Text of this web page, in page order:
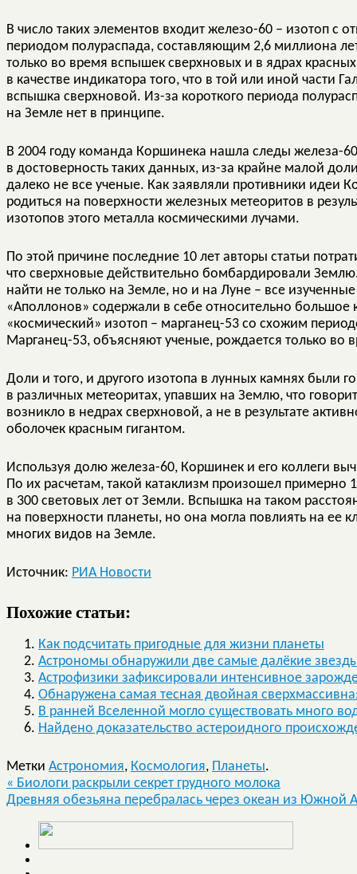
В число таких элементов входит железо-60 – изотоп с
периодом полураспада, составляющим 2,6 миллиона
только во время вспышек сверхновых и в ядрах красных
в качестве индикатора того, что в той или иной части
вспышка сверхновой. Из-за короткого периода
на Земле нет в принципе.
В 2004 году команда Коршинека нашла следы железа-
в достоверность таких данных, из-за крайне малой
далеко не все ученые. Как заявляли противники идеи
родиться на поверхности железных метеоритов в
изотопов этого металла космическими лучами.
По этой причине последние 10 лет авторы статьи
что сверхновые действительно бомбардировали
найти не только на Земле, но и на Луне – все
«Аполлонов» содержали в себе относительно большое
«космический» изотоп – марганец-53 со схожим
Марганец-53, объясняют ученые, рождается только во
Доли и того, и другого изотопа в лунных камнях были
в различных метеоритах, упавших на Землю, что
возникло в недрах сверхновой, а не в результате
оболочек красным гигантом.
Используя долю железа-60, Коршинек и его коллеги
По их расчетам, такой катаклизм произошел примерно
в 300 световых лет от Земли. Вспышка на таком
на поверхности планеты, но она могла повлиять на
многих видов на Земле.
Источник: РИА Новости
Похожие статьи:
Как подсчитать пригодные для жизни планеты
Астрономы обнаружили две самые далёкие
Астрофизики зафиксировали интенсивное
Обнаружена самая тесная двойная
В ранней Вселенной могло существовать много
Найдено доказательство астероидного
Метки Астрономия, Космология, Планеты.
« Биологи раскрыли секрет грудного молока
Древняя обезьяна перебралась через океан из Южной